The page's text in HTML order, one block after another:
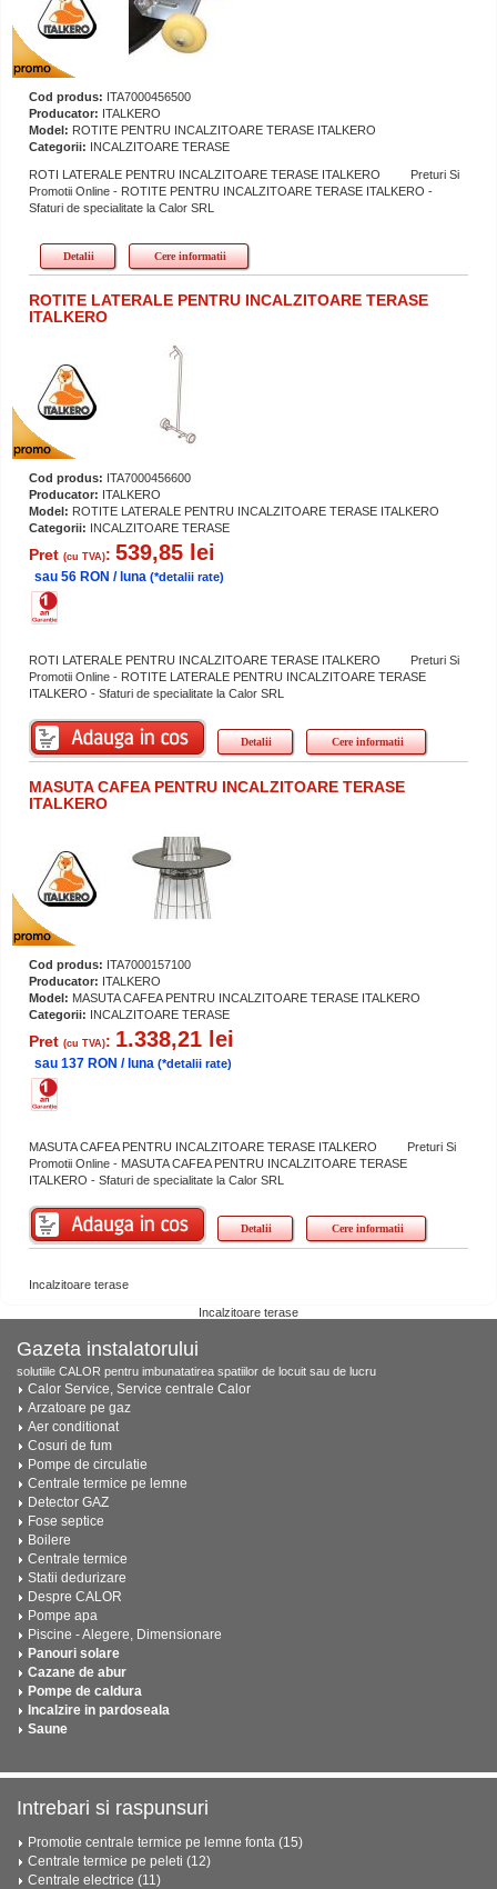
Cod produs: ITA7000456500
Producator: ITALKERO
Model: ROTITE PENTRU INCALZITOARE TERASE ITALKERO
Categorii: INCALZITOARE TERASE
ROTI LATERALE PENTRU INCALZITOARE TERASE ITALKERO Preturi Si
Promotii Online - ROTITE PENTRU INCALZITOARE TERASE ITALKERO -
Sfaturi de specialitate la Calor SRL
Detalii Cere informatii
ROTITE LATERALE PENTRU INCALZITOARE TERASE
ITALKERO
Cod produs: ITA7000456600
Producator: ITALKERO
Model: ROTITE LATERALE PENTRU INCALZITOARE TERASE ITALKERO
Categorii: INCALZITOARE TERASE
Pret (cu TVA): 539,85 lei
sau 56 RON / luna (*detalii rate)
ROTI LATERALE PENTRU INCALZITOARE TERASE ITALKERO Preturi Si
Promotii Online - ROTITE LATERALE PENTRU INCALZITOARE TERASE
ITALKERO - Sfaturi de specialitate la Calor SRL
Detalii Cere informatii
MASUTA CAFEA PENTRU INCALZITOARE TERASE
ITALKERO
Cod produs: ITA7000157100
Producator: ITALKERO
Model: MASUTA CAFEA PENTRU INCALZITOARE TERASE ITALKERO
Categorii: INCALZITOARE TERASE
Pret (cu TVA): 1.338,21 lei
sau 137 RON / luna (*detalii rate)
MASUTA CAFEA PENTRU INCALZITOARE TERASE ITALKERO Preturi Si
Promotii Online - MASUTA CAFEA PENTRU INCALZITOARE TERASE
ITALKERO - Sfaturi de specialitate la Calor SRL
Detalii Cere informatii
Incalzitoare terase
Incalzitoare terase
Gazeta instalatorului
solutiile CALOR pentru imbunatatirea spatiilor de locuit sau de lucru
Calor Service, Service centrale Calor
Arzatoare pe gaz
Aer conditionat
Cosuri de fum
Pompe de circulatie
Centrale termice pe lemne
Detector GAZ
Fose septice
Boilere
Centrale termice
Statii dedurizare
Despre CALOR
Pompe apa
Piscine - Alegere, Dimensionare
Panouri solare
Cazane de abur
Pompe de caldura
Incalzire in pardoseala
Saune
Intrebari si raspunsuri
Promotie centrale termice pe lemne fonta (15)
Centrale termice pe peleti (12)
Centrale electrice (11)